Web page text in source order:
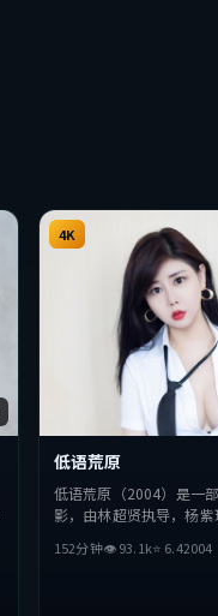
4K
低语荒原
低语荒原（2004）是一
影，由林超贤执导，杨
讨人性与抉择，节奏张弛
152分钟👁93.1k⭐ 6.42004